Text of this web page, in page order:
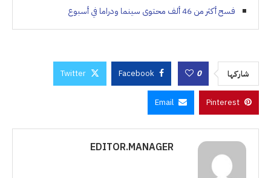
فسح أكثر من 46 ألف محتوى سينما ودراما في أسبوع
شاركها 0
Facebook
Twitter
Pinterest
Email
EDITOR.MANAGER